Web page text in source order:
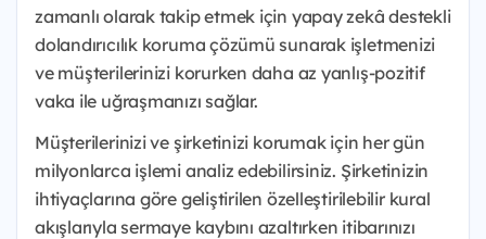
zamanlı olarak takip etmek için yapay zekâ destekli
dolandırıcılık koruma çözümü sunarak işletmenizi
ve müşterilerinizi korurken daha az yanlış-pozitif
vaka ile uğraşmanızı sağlar.
Müşterilerinizi ve şirketinizi korumak için her gün
milyonlarca işlemi analiz edebilirsiniz. Şirketinizin
ihtiyaçlarına göre geliştirilen özelleştirilebilir kural
akışlarıyla sermaye kaybını azaltırken itibarınızı